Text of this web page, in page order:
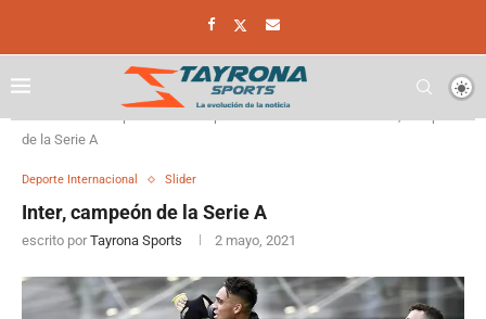
de la Serie A
Deporte Internacional Slider
Inter, campeón de la Serie A
escrito por Tayrona Sports 2 mayo, 2021